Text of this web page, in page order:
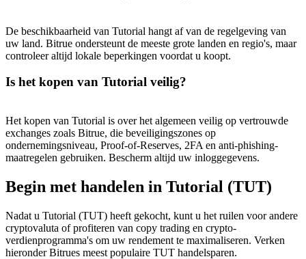
De beschikbaarheid van Tutorial hangt af van de regelgeving van
uw land. Bitrue ondersteunt de meeste grote landen en regio's, maar
controleer altijd lokale beperkingen voordat u koopt.
Is het kopen van Tutorial veilig?
Het kopen van Tutorial is over het algemeen veilig op vertrouwde
exchanges zoals Bitrue, die beveiligingszones op
ondernemingsniveau, Proof-of-Reserves, 2FA en anti-phishing-
maatregelen gebruiken. Bescherm altijd uw inloggegevens.
Begin met handelen in Tutorial (TUT)
Nadat u Tutorial (TUT) heeft gekocht, kunt u het ruilen voor andere
cryptovaluta of profiteren van copy trading en crypto-
verdienprogramma's om uw rendement te maximaliseren. Verken
hieronder Bitrues meest populaire TUT handelsparen.